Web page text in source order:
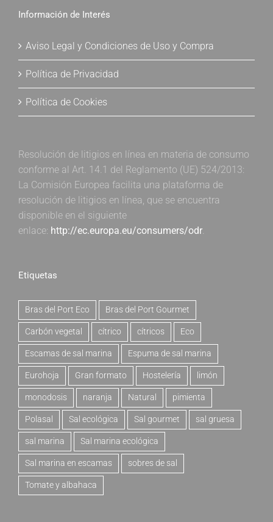
Información de Interés
Aviso Legal y Condiciones de Uso y Compra
Política de Privacidad
Política de Cookies
Resolución de litigios en línea en materia de consumo
conforme al Art. 14.1 del Reglamento (UE) 524/2013:
La Comisión Europea facilita una plataforma de
resolución de litigios en línea, que se encuentra
disponible en el siguiente
enlace: http://ec.europa.eu/consumers/odr.
Etiquetas
Bras del Port Eco Bras del Port Gourmet
Carbón vegetal cítrico cítricos Eco
Escamas de sal marina Espuma de sal marina
Eurohoja Gran formato Hostelería limón
monodosis naranja Natural pimienta
Polasal Sal ecológica Sal gourmet sal gruesa
sal marina Sal marina ecológica
Sal marina en escamas sobres de sal
Tomate y albahaca